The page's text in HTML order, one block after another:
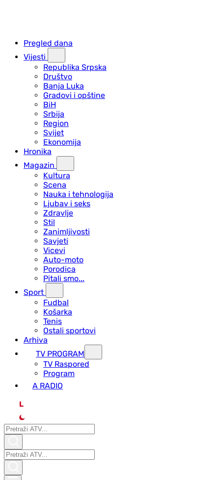
Pregled dana
Vijesti
Republika Srpska
Društvo
Banja Luka
Gradovi i opštine
BiH
Srbija
Region
Svijet
Ekonomija
Hronika
Magazin
Kultura
Scena
Nauka i tehnologija
Ljubav i seks
Zdravlje
Stil
Zanimljivosti
Savjeti
Vicevi
Auto-moto
Porodica
Pitali smo...
Sport
Fudbal
Košarka
Tenis
Ostali sportovi
Arhiva
TV PROGRAM
ТV Raspored
Program
A RADIO
L